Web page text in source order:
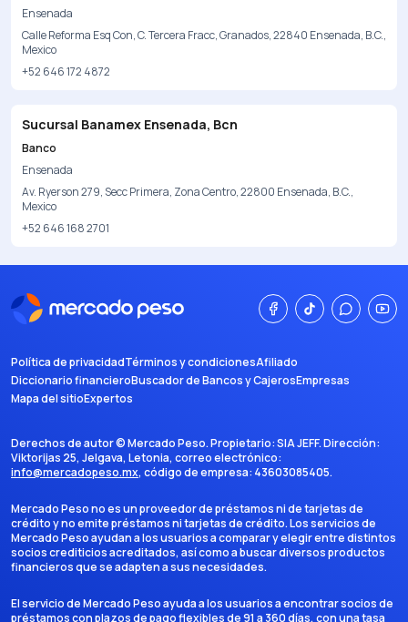
Ensenada
Calle Reforma Esq Con, C. Tercera Fracc, Granados, 22840 Ensenada, B.C.,
Mexico
+52 646 172 4872
Sucursal Banamex Ensenada, Bcn
Banco
Ensenada
Av. Ryerson 279, Secc Primera, Zona Centro, 22800 Ensenada, B.C.,
Mexico
+52 646 168 2701
Política de privacidadTérminos y condicionesAfiliado
Diccionario financieroBuscador de Bancos y CajerosEmpresas
Mapa del sitioExpertos
Derechos de autor ©Mercado Peso. Propietario:SIA JEFF. Dirección:
Viktorijas 25, Jelgava, Letonia, correo electrónico:
info@mercadopeso.mx, código de empresa: 43603085405.
Mercado Peso no es un proveedor de préstamos ni de tarjetas de
crédito y no emite préstamos ni tarjetas de crédito. Los servicios de
Mercado Peso ayudan a los usuarios a comparar y elegir entre distintos
socios crediticios acreditados, así como a buscar diversos productos
financieros que se adapten a sus necesidades.
El servicio de Mercado Peso ayuda a los usuarios a encontrar socios de
préstamos con plazos de pago flexibles de 91 a 360 días, con una tasa